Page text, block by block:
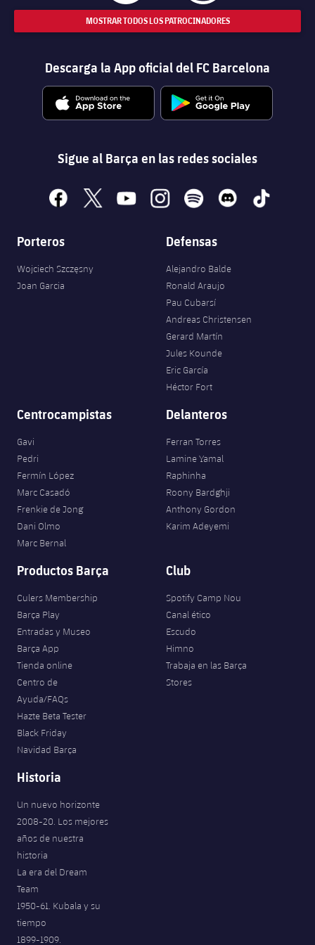
MOSTRAR TODOS LOS PATROCINADORES
Descarga la App oficial del FC Barcelona
Sigue al Barça en las redes sociales
facebook
x youtubeinstagramspotify discord tiktok
Porteros
Wojciech Szczęsny
Joan Garcia
Defensas
Alejandro Balde
Ronald Araujo
Pau Cubarsí
Andreas Christensen
Gerard Martín
Jules Kounde
Eric García
Héctor Fort
Centrocampistas
Gavi
Pedri
Fermín López
Marc Casadó
Frenkie de Jong
Dani Olmo
Marc Bernal
Delanteros
Ferran Torres
Lamine Yamal
Raphinha
Roony Bardghji
Anthony Gordon
Karim Adeyemi
Productos Barça
Culers Membership
Barça Play
Entradas y Museo
Barça App
Tienda online
Centro de
Ayuda/FAQs
Hazte Beta Tester
Black Friday
Navidad Barça
Club
Spotify Camp Nou
Canal ético
Escudo
Himno
Trabaja en las Barça
Stores
Historia
Un nuevo horizonte
2008-20. Los mejores
años de nuestra
historia
La era del Dream
Team
1950-61. Kubala y su
tiempo
1899-1909.